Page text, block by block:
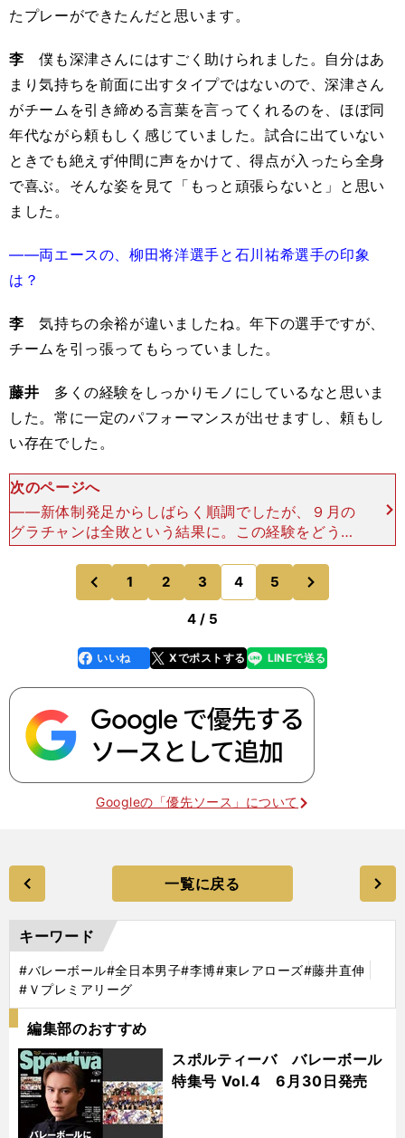
たプレーができたんだと思います。
李 僕も深津さんにはすごく助けられました。自分はあ
まり気持ちを前面に出すタイプではないので、深津さん
がチームを引き締める言葉を言ってくれるのを、ほぼ同
年代ながら頼もしく感じていました。試合に出ていない
ときでも絶えず仲間に声をかけて、得点が入ったら全身
で喜ぶ。そんな姿を見て「もっと頑張らないと」と思い
ました。
――両エースの、柳田将洋選手と石川祐希選手の印象
は？
李 気持ちの余裕が違いましたね。年下の選手ですが、
チームを引っ張ってもらっていました。
藤井 多くの経験をしっかりモノにしているなと思いま
した。常に一定のパフォーマンスが出せますし、頼もし
い存在でした。
次のページへ
――新体制発足からしばらく順調でしたが、９月の
グラチャンは全敗という結果に。この経験をどうＶ
リーグに活かしたいですか？李（グラチャンでも）
いい試合ができるんじゃないかなと思っていました
が、アジアのチ
前
のページへ
1 2 3 4 5
のページへ
4 / 5
faceboo
k
いいね Xでポストする
line LINEで送る
Googleの「優先ソース」について
一覧に戻る
キーワード
#バレーボール#全日本男子#李博#東レアローズ#藤井直伸
#Ｖプレミアリーグ
編集部のおすすめ
スポルティーバ バレーボール
特集号 Vol.4 6月30日発売